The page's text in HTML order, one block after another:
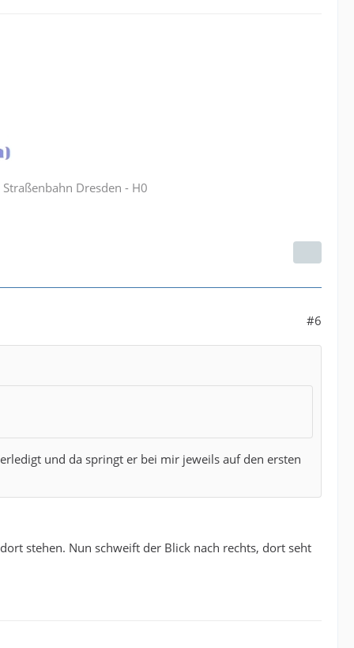
Dresden - H0
#6
und da springt er bei mir jeweils auf den ersten
stehen. Nun schweift der Blick nach rechts, dort seht